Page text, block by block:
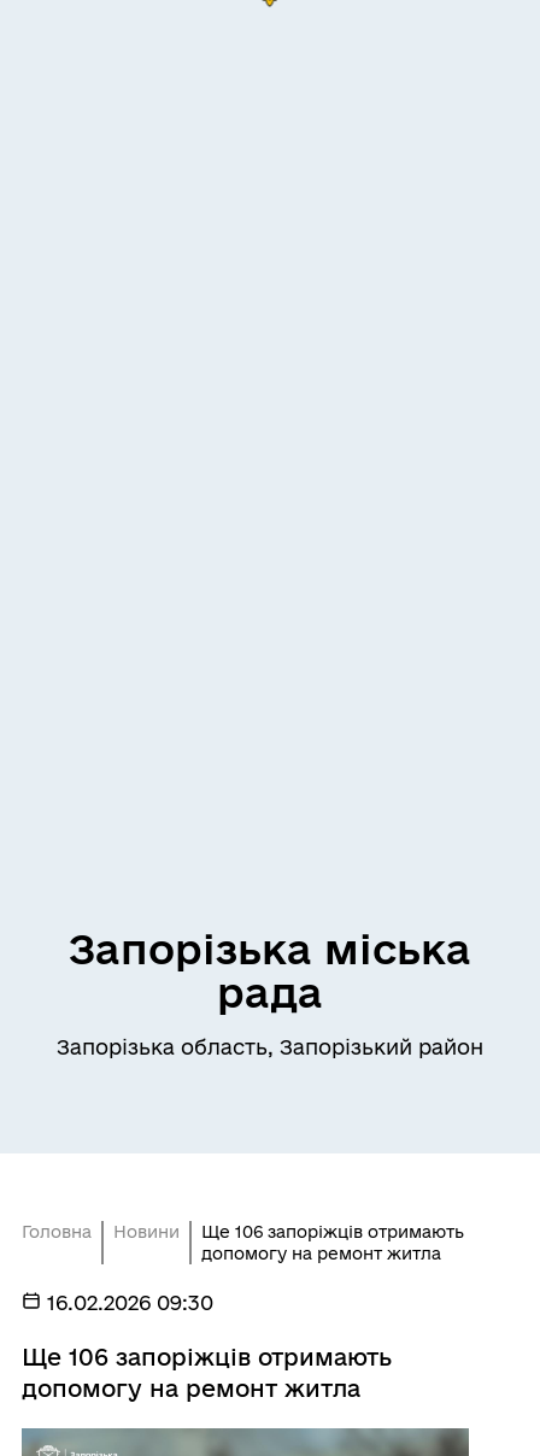
Запорізька міська
рада
Запорізька область, Запорізький район
Головна Новини
Ще 106 запоріжців отримають
допомогу на ремонт житла
16.02.2026 09:30
Ще 106 запоріжців отримають
допомогу на ремонт житла